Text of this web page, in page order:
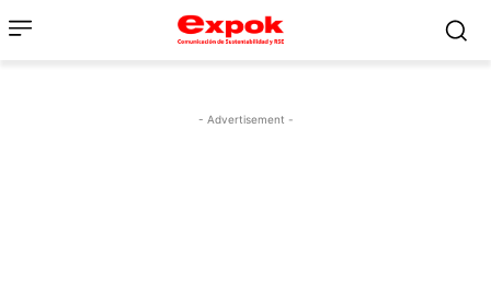
- Advertisement -